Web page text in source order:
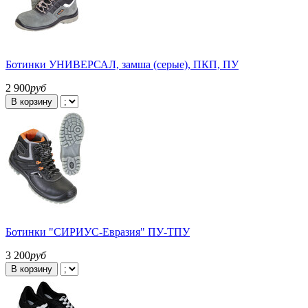
Ботинки УНИВЕРСАЛ, замша (серые), ПКП, ПУ
2 900руб
В корзину
Ботинки "СИРИУС-Евразия" ПУ-ТПУ
3 200руб
В корзину